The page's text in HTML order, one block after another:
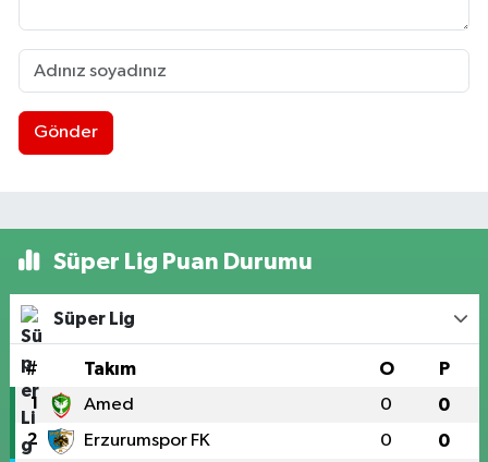
Gönder
Süper Lig Puan Durumu
Süper Lig
# Takım O P
1 Amed 0 0
2 Erzurumspor FK 0 0